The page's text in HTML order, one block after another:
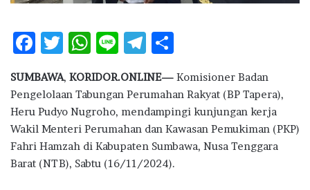
F
e
b
o
o
k
T
it
te
r
W
at
s
A
p
p
Li
e
T
e
g
ra
m
ar
e
SUMBAWA, KORIDOR.ONLINE— Komisioner Badan
Pengelolaan Tabungan Perumahan Rakyat (BP Tapera),
Heru Pudyo Nugroho, mendampingi kunjungan kerja
Wakil Menteri Perumahan dan Kawasan Pemukiman (PKP)
Fahri Hamzah di Kabupaten Sumbawa, Nusa Tenggara
Barat (NTB), Sabtu (16/11/2024).